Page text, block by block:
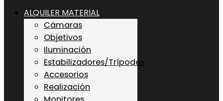
ALQUILER MATERIAL
Cámaras
Objetivos
Iluminación
Estabilizadores/Trípodes
Accesorios
Realización